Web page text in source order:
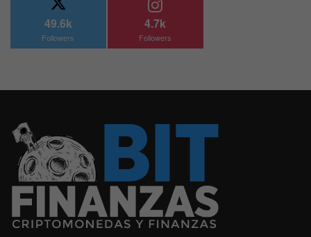
49.6k
Followers
4.7k
Followers